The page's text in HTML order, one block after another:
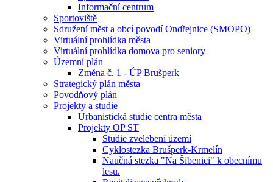
Informační centrum
Sportoviště
Sdružení měst a obcí povodí Ondřejnice (SMOPO)
Virtuální prohlídka města
Virtuální prohlídka domova pro seniory
Územní plán
Změna č. 1 - ÚP Brušperk
Strategický plán města
Povodňový plán
Projekty a studie
Urbanistická studie centra města
Projekty OP ST
Studie zvelebení území
Cyklostezka Brušperk-Krmelín
Naučná stezka "Na Šibenici" k obecnímu
lesu.